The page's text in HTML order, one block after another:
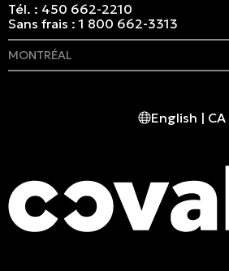
Tél. : 450 662-2210
Sans frais :1 800 662-3313
MONTRÉAL
English | CA